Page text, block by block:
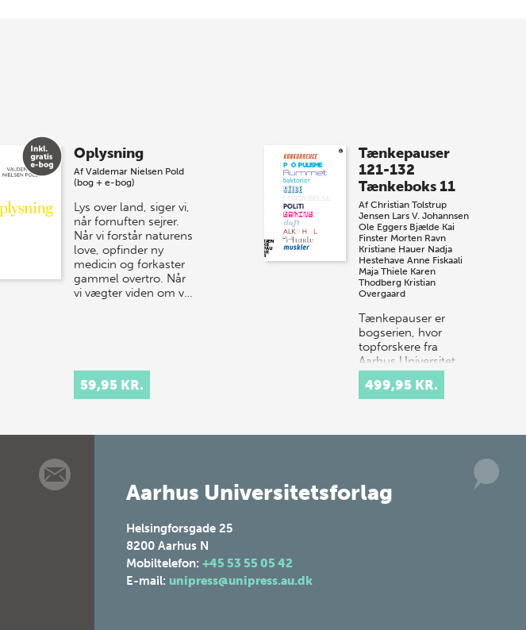
sommer-lagersalg!
Vi gentager succesen og inviterer igen i
år til vores store sommer-lagersalg,
så sæt kryds i kalenderen onsdag den
10. j…
Oplysning
Af Valdemar Nielsen Pold
(bog + e-bog)
Lys over land, siger vi,
når fornuften sejrer.
Når vi forstår naturens
love, opfinder ny
medicin og forkaster
gammel overtro. Når
vi vægter viden om v…
59,95 KR.
Tænkepauser
121-132
Tænkeboks 11
AfChristian Tolstrup
Jensen Lars V. Johannsen
Ole Eggers Bjælde Kai
Finster Morten Ravn
Kristiane Hauer Nadja
Hestehave Anne Fiskaali
Maja Thiele Karen
Thodberg Kristian
Overgaard
Tænkepauser er
bogserien, hvor
topforskere fra
Aarhus Universitet
formidler deres viden
om centrale emner
som frihed, netværk
k…
499,95 KR.
Aarhus Universitetsforlag
Helsingforsgade 25
8200 Aarhus N
Mobiltelefon: +45 53 55 05 42
E-mail: unipress@unipress.au.dk